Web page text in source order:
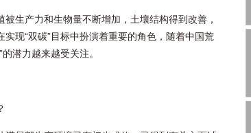
生产力和生物量不断增加，土壤结构得到改善，
现“双碳”目标中扮演着重要的角色，随着中国荒
潜力越来越受关注。